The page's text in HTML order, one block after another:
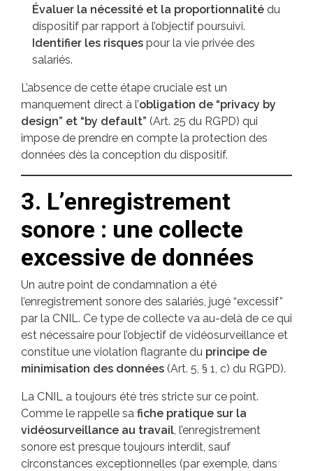
Évaluer la nécessité et la proportionnalité du
dispositif par rapport à l’objectif poursuivi.
Identifier les risques pour la vie privée des
salariés.
L’absence de cette étape cruciale est un
manquement direct à l’obligation de “privacy by
design” et “by default” (Art. 25 du RGPD) qui
impose de prendre en compte la protection des
données dès la conception du dispositif.
3. L’enregistrement
sonore : une collecte
excessive de données
Un autre point de condamnation a été
l’enregistrement sonore des salariés, jugé “excessif”
par la CNIL. Ce type de collecte va au-delà de ce qui
est nécessaire pour l’objectif de vidéosurveillance et
constitue une violation flagrante du principe de
minimisation des données (Art. 5, § 1, c) du RGPD).
La CNIL a toujours été très stricte sur ce point.
Comme le rappelle sa fiche pratique sur la
vidéosurveillance au travail , l’enregistrement
sonore est presque toujours interdit, sauf
circonstances exceptionnelles (par exemple, dans